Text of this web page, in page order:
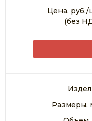
Цена, руб./
(без
Размеры,